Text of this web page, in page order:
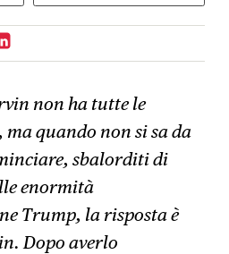
non ha tutte le
ma quando non si sa da
sbalorditi di
enormità
Trump, la risposta è
Dopo averlo